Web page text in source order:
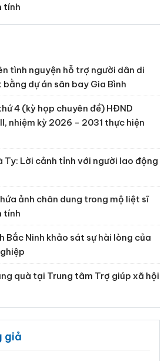
tính
tình nguyện hỗ trợ người dân di
dự án sân bay Gia Bình
4 (kỳ họp chuyên đề) HĐND
nhiệm kỳ 2026 - 2031 thực hiện
Ty: Lời cảnh tỉnh với người lao động
ảnh chân dung trong mộ liệt sĩ
tính
Bắc Ninh khảo sát sự hài lòng của
quà tại Trung tâm Trợ giúp xã hội
giả